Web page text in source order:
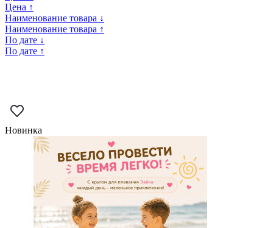
Цена ↑
Наименование товара ↓
Наименование товара ↑
По дате ↓
По дате ↑
Новинка